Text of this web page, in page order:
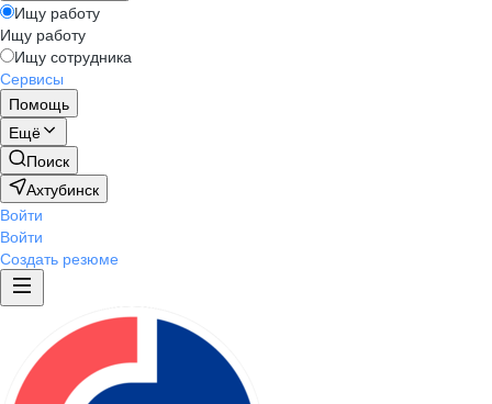
Ищу работу
Ищу работу
Ищу сотрудника
Сервисы
Помощь
Ещё
Поиск
Ахтубинск
Войти
Войти
Создать резюме